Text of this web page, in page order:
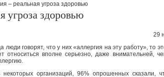
– реальная угроза здоровью
угроза здоровью
29
люди говорят, что у них «аллергия на эту работу», то
относиться вполне серьезно, даже внимательней,
организаций, 96% опрошенных сказали,